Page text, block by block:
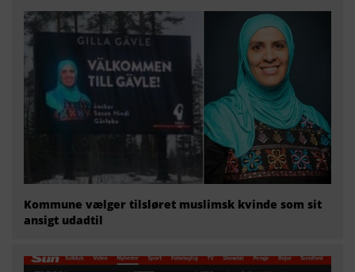
Kommune vælger tilsløret muslimsk kvinde som sit
ansigt udadtil